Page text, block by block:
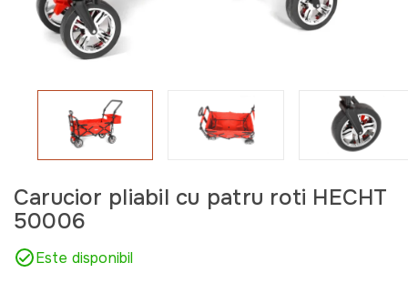
Carucior pliabil cu patru roti HECHT
50006
Este disponibil